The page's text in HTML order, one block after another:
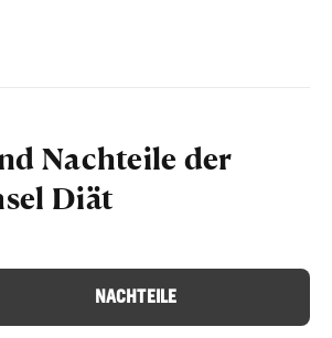
Nachteile der
Diät
NACHTEILE